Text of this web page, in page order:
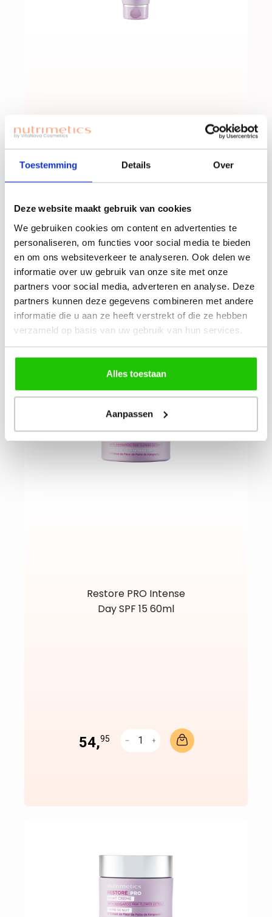
Toestemming Details Over
Deze website maakt gebruik van cookies
We gebruiken cookies om content en advertenties te
personaliseren, om functies voor social media te bieden
en om ons websiteverkeer te analyseren. Ook delen we
informatie over uw gebruik van onze site met onze
partners voor social media, adverteren en analyse. Deze
partners kunnen deze gegevens combineren met andere
informatie die u aan ze heeft verstrekt of die ze hebben
verzameld op basis van uw gebruik van hun services.
Alles toestaan
Aanpassen
Cleanser 150ml
39,
Restore PRO Intense
Day SPF 15 60ml
54,95